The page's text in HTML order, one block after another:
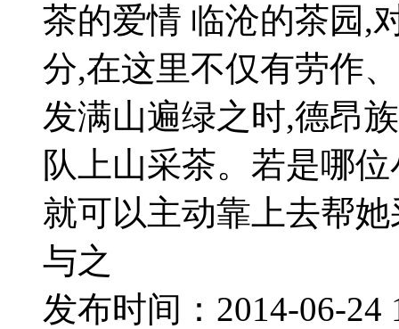
茶的爱情 临沧的茶园,
分,在这里不仅有劳作
发满山遍绿之时,德昂
队上山采茶。若是哪
就可以主动靠上去帮
与之
发布时间：2014-06-